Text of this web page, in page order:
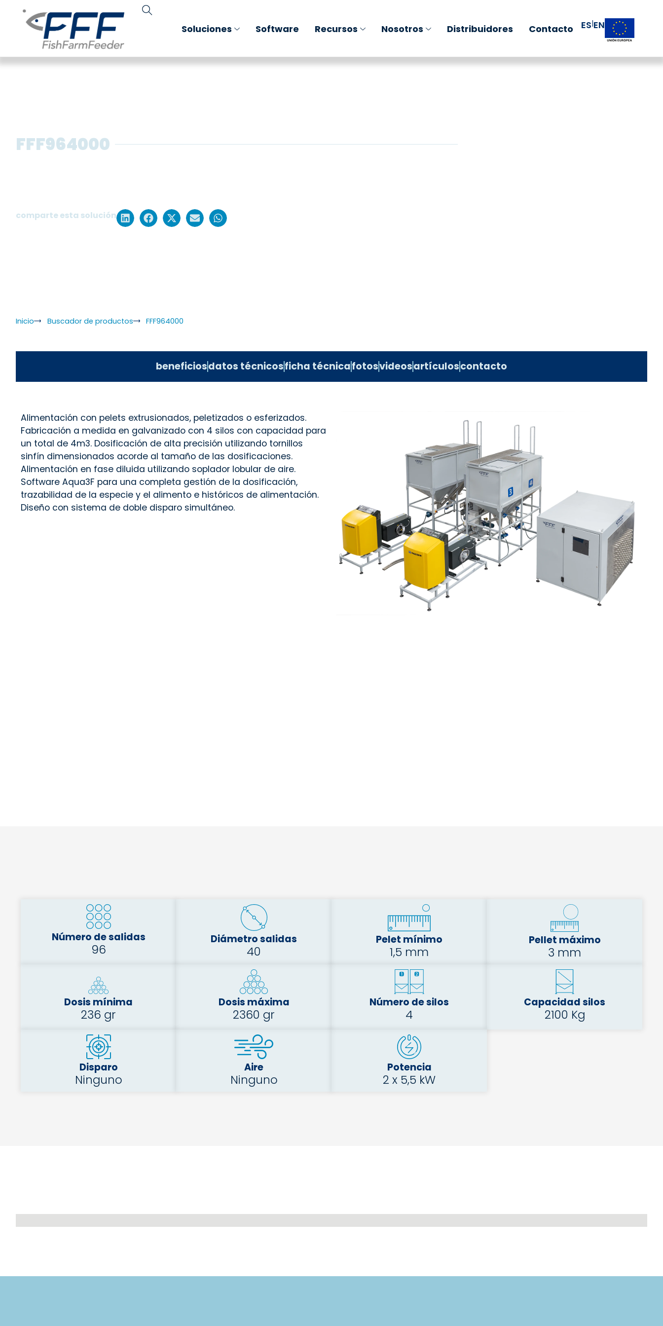
Soluciones Software Recursos Nosotros Distribuidores Contacto ES|EN
FFF964000
comparte esta solución
Inicio Buscador de productos FFF964000
beneficiosdatos técnicosficha técnicafotosvideosartículoscontacto
Alimentación con pelets extrusionados, peletizados o esferizados.
Fabricación a medida en galvanizado con 4 silos con capacidad para
un total de 4m3. Dosificación de alta precisión utilizando tornillos
sinfín dimensionados acorde al tamaño de las dosificaciones.
Alimentación en fase diluida utilizando soplador lobular de aire.
Software Aqua3F para una completa gestión de la dosificación,
trazabilidad de la especie y el alimento e históricos de alimentación.
Diseño con sistema de doble disparo simultáneo.
Número de salidas
96
Diámetro salidas
40
Pelet mínimo
1,5 mm
Pellet máximo
3 mm
Dosis mínima
236 gr
Dosis máxima
2360 gr
Número de silos
4
Capacidad silos
2100 Kg
Disparo
Ninguno
Aire
Ninguno
Potencia
2 x 5,5 kW